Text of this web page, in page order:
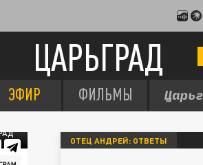
ЦАРЬГРАД
ЭФИР ФИЛЬМЫ
ОТЕЦ АНДРЕЙ: ОТВЕТЫ